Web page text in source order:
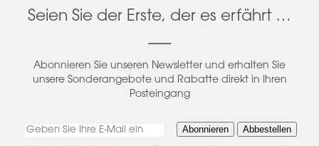
Seien Sie der Erste, der es erfährt …
Abonnieren Sie unseren Newsletter und erhalten Sie
unsere Sonderangebote und Rabatte direkt in Ihren
Posteingang
Abonnieren Abbestellen